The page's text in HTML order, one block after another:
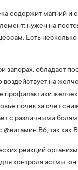
содержит магний и
нужен на
Есть
запорах, обладает
воздействует на
профилактики
почек за счет
с различными
@витамин В6, так
реакций
контроля астмы,